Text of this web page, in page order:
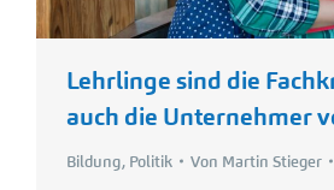
Lehrlinge sind die
auch die Unternehmer
Bildung, Politik Von Martin Stieger